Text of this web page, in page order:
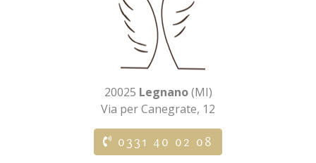
20025 Legnano(MI)
Via per Canegrate, 12
0331 40 02 08